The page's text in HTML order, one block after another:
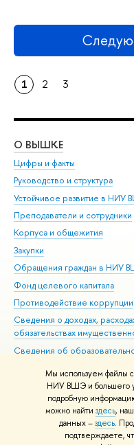
Мы используем файлы
НИУ ВШЭ и большего
подробную
можно найти здесь,
данных –здесь.
подтверждаете,
1 2 3
О ВЫШКЕ
Цифры и факты
Руководство и структура
Устойчивое развитие в НИУ
Преподаватели и сотрудники
Корпуса и общежития
Закупки
Обращения граждан в НИУ
Фонд целевого капитала
Противодействие коррупции
Сведения о доходах,
обязательствах
Сведения об
Людям с ограниченными
Единая платежная страница
Работа в Вышке